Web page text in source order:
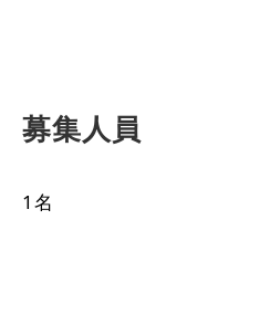
募集人員
1名